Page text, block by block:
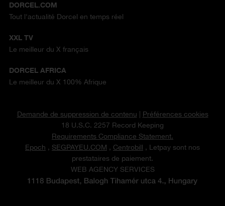
DORCEL.COM
Tout l'actualité Dorcel en temps réel
XXL TV
Le meilleur du X français
DORCEL AFRICA
Le meilleur du X 100% Afrique
Demande de suppression de contenu
Préférences cookies
18 U.S.C. 2257 Record Keeping
Requirements Compliance Statement.
Epoch , SEGPAYEU.COM , Centrobill , Letpay sont nos
prestataires de paiement.
WEB AGENCY SERVICES